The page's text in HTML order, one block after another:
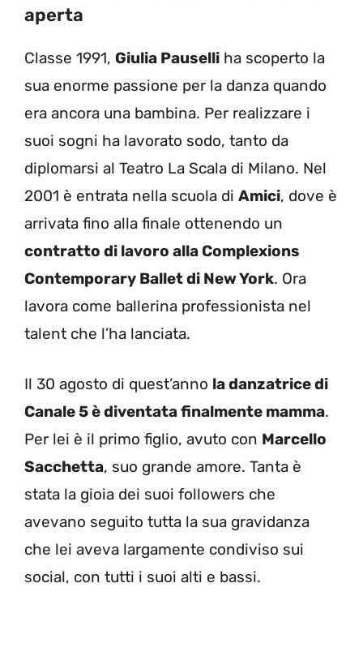
aperta
Classe 1991, Giulia Pauselli ha scoperto la
sua enorme passione per la danza quando
era ancora una bambina. Per realizzare i
suoi sogni ha lavorato sodo, tanto da
diplomarsi al Teatro La Scala di Milano. Nel
2001 è entrata nella scuola di Amici, dove è
arrivata fino alla finale ottenendo un
contratto di lavoro alla Complexions
Contemporary Ballet di New York. Ora
lavora come ballerina professionista nel
talent che l’ha lanciata.
Il 30 agosto di quest’anno la danzatrice di
Canale 5 è diventata finalmente mamma.
Per lei è il primo figlio, avuto con Marcello
Sacchetta, suo grande amore. Tanta è
stata la gioia dei suoi followers che
avevano seguito tutta la sua gravidanza
che lei aveva largamente condiviso sui
social, con tutti i suoi alti e bassi.